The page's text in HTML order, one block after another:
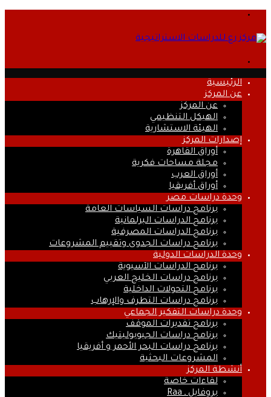
الرئيسية
عن المركز
عن المركز
الهيكل التنظيمي
الهيئة الاستشارية
إصدارات المركز
أوراق القاهرة
مجلة مساحات فكرية
أوراق العرب
أوراق أفريقيا
وحدة دراسات مصر
برنامج دراسات السياسات العامة
برنامج الدراسات البرلمانية
برنامج الدراسات المصرفية
برنامج دراسات الجدوى وتقييم المشروعات
وحدة الدراسات الدولية
برنامج الدراسات الآسيوية
برنامج دراسات الخليج العربي
برنامج التحولات الداخلية
برنامج دراسات التطرف والإرهاب
وحدة دراسات التفكير الجماعي
برنامج تقديرات الموقف
برنامج دراسات الجيوبوليتيك
برنامج دراسات البحر الأحمر و أفريقيا
المشروعات البحثية
أنشطة المركز
لقاءات خاصة
بروفايل ـ Raa